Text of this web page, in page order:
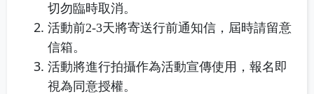
切勿臨時取消。
活動前2-3天將寄送行前通知信，屆時請留意
信箱。
活動將進行拍攝作為活動宣傳使用，報名即
視為同意授權。